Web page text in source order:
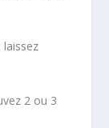
2 ou 3